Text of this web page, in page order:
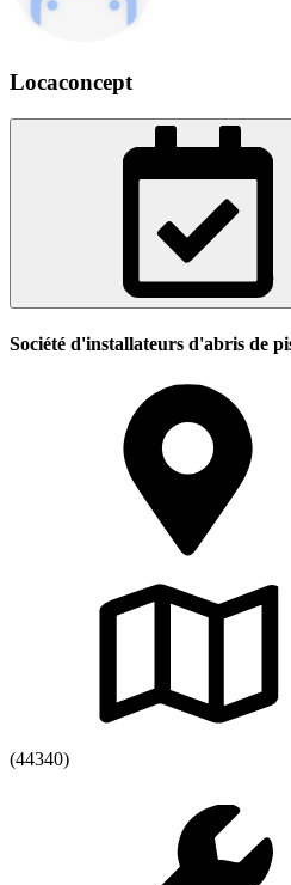
Locaconcept
Société d'installateurs d'abris de
(44340)